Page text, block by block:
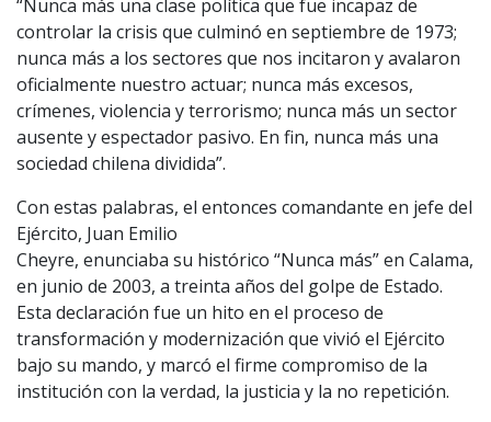
“Nunca más una clase política que fue incapaz de
controlar la crisis que culminó en septiembre de 1973;
nunca más a los sectores que nos incitaron y avalaron
oficialmente nuestro actuar; nunca más excesos,
crímenes, violencia y terrorismo; nunca más un sector
ausente y espectador pasivo. En fin, nunca más una
sociedad chilena dividida”.
Con estas palabras, el entonces comandante en jefe del
Ejército, Juan Emilio
Cheyre, enunciaba su histórico “Nunca más” en Calama,
en junio de 2003, a treinta años del golpe de Estado.
Esta declaración fue un hito en el proceso de
transformación y modernización que vivió el Ejército
bajo su mando, y marcó el firme compromiso de la
institución con la verdad, la justicia y la no repetición.